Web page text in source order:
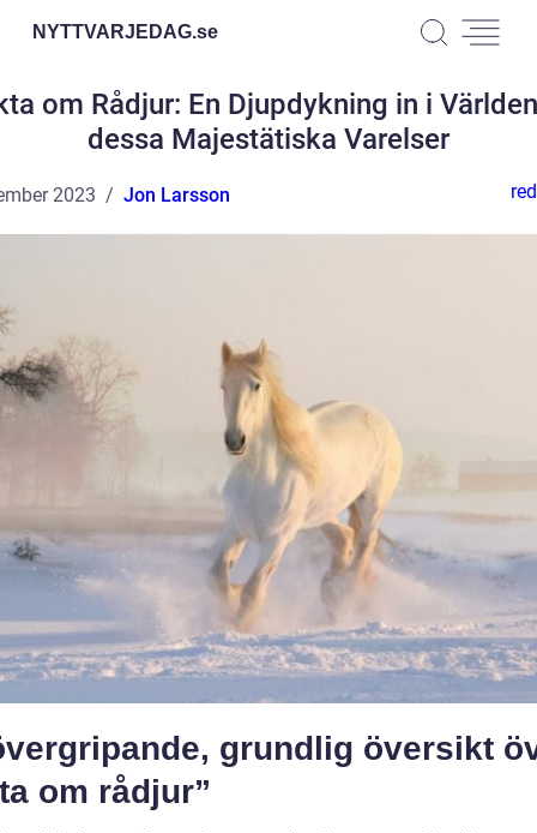
NYTTVARJEDAG.se
om Rådjur: En Djupdykning in i
dessa Majestätiska Varelser
2023 Jon Larsson
grundlig översikt
om rådjur”